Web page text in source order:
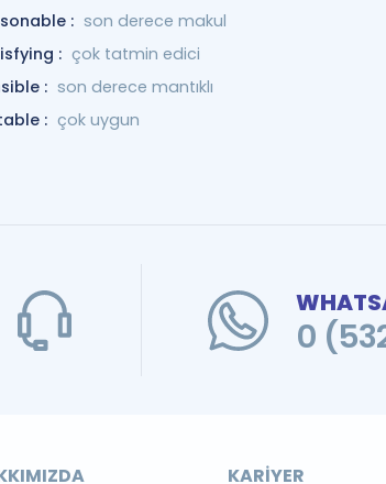
: son derece makul
: çok tatmin edici
: son derece mantıklı
: çok uygun
0
KARIYER